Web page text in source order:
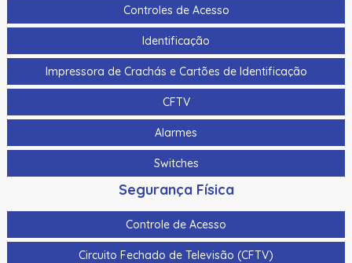
Controles de Acesso
Identificação
Impressora de Crachás e Cartões de Identificação
CFTV
Alarmes
Switches
Segurança Física
Controle de Acesso
Circuito Fechado de Televisão (CFTV)